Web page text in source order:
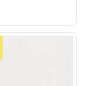
bố minh bạch.
thực sự phù